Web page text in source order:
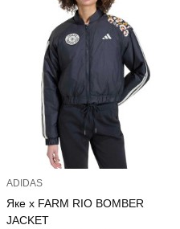
ADIDAS
Яке x FARM RIO BOMBER
JACKET